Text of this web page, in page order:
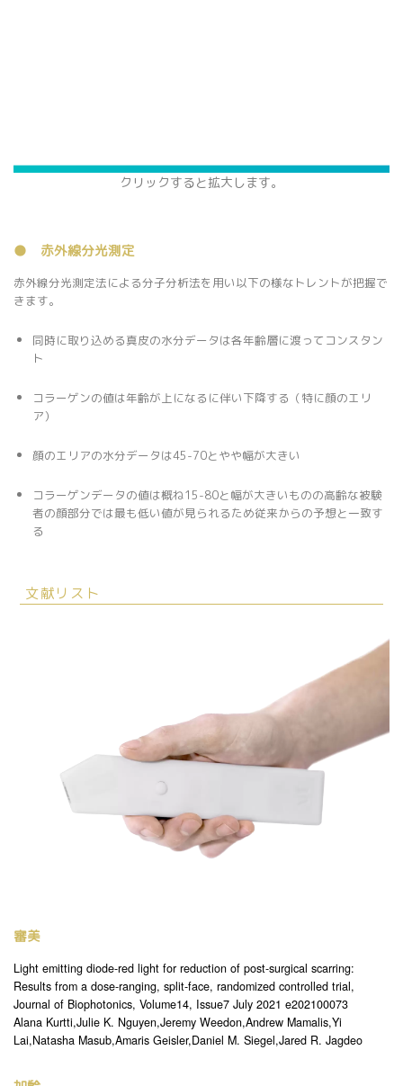
クリックすると拡大します。
● 赤外線分光測定
赤外線分光測定法による分子分析法を用い以下の様なトレントが把握で
きます。
同時に取り込める真皮の水分データは各年齢層に渡ってコンスタン
ト
コラーゲンの値は年齢が上になるに伴い下降する（特に顔のエリ
ア）
顔のエリアの水分データは45-70とやや幅が大きい
コラーゲンデータの値は概ね15-80と幅が大きいものの高齢な被験
者の顔部分では最も低い値が見られるため従来からの予想と一致す
る
文献リスト
審美
Light emitting diode-red light for reduction of post-surgical scarring:
Results from a dose-ranging, split-face, randomized controlled trial,
Journal of Biophotonics, Volume14, Issue7 July 2021 e202100073
Alana Kurtti,Julie K. Nguyen,Jeremy Weedon,Andrew Mamalis,Yi
Lai,Natasha Masub,Amaris Geisler,Daniel M. Siegel,Jared R. Jagdeo